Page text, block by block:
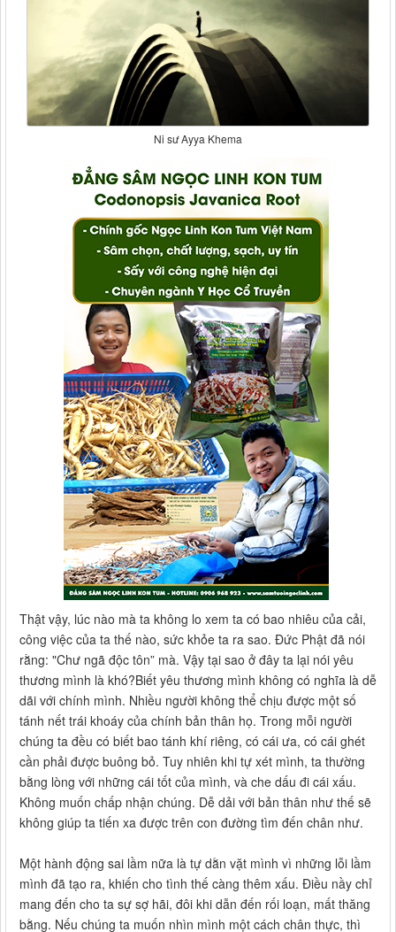
Ni sư Ayya Khema
Thật vậy, lúc nào mà ta không lo xem ta có bao nhiêu của cải,
công việc của ta thế nào, sức khỏe ta ra sao. Đức Phật đã nói
rằng: "Chư ngã độc tôn” mà. Vậy tại sao ở đây ta lại nói yêu
thương mình là khó?Biết yêu thương mình không có nghĩa là dễ
dãi với chính mình. Nhiều người không thể chịu được một số
tánh nết trái khoáy của chính bản thân họ. Trong mỗi người
chúng ta đều có biết bao tánh khí riêng, có cái ưa, có cái ghét
cần phải được buông bỏ. Tuy nhiên khi tự xét mình, ta thường
bằng lòng với những cái tốt của mình, và che dấu đi cái xấu.
Không muốn chấp nhận chúng. Dễ dải với bản thân như thế sẽ
không giúp ta tiến xa được trên con đường tìm đến chân như.
Một hành động sai lầm nữa là tự dằn vặt mình vì những lỗi lầm
mình đã tạo ra, khiến cho tình thế càng thêm xấu. Điều nầy chỉ
mang đến cho ta sự sợ hãi, đôi khi dẫn đến rối loạn, mất thăng
bằng. Nếu chúng ta muốn nhìn mình một cách chân thực, thì